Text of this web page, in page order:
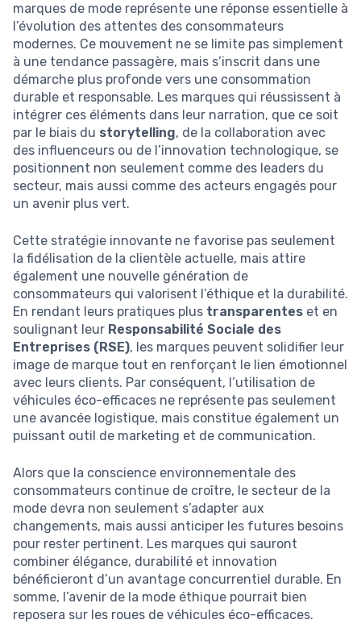
marques de mode représente une réponse essentielle à
l’évolution des attentes des consommateurs
modernes. Ce mouvement ne se limite pas simplement
à une tendance passagère, mais s’inscrit dans une
démarche plus profonde vers une consommation
durable et responsable. Les marques qui réussissent à
intégrer ces éléments dans leur narration, que ce soit
par le biais du storytelling, de la collaboration avec
des influenceurs ou de l’innovation technologique, se
positionnent non seulement comme des leaders du
secteur, mais aussi comme des acteurs engagés pour
un avenir plus vert.
Cette stratégie innovante ne favorise pas seulement
la fidélisation de la clientèle actuelle, mais attire
également une nouvelle génération de
consommateurs qui valorisent l’éthique et la durabilité.
En rendant leurs pratiques plus transparentes et en
soulignant leur Responsabilité Sociale des
Entreprises (RSE), les marques peuvent solidifier leur
image de marque tout en renforçant le lien émotionnel
avec leurs clients. Par conséquent, l’utilisation de
véhicules éco-efficaces ne représente pas seulement
une avancée logistique, mais constitue également un
puissant outil de marketing et de communication.
Alors que la conscience environnementale des
consommateurs continue de croître, le secteur de la
mode devra non seulement s’adapter aux
changements, mais aussi anticiper les futures besoins
pour rester pertinent. Les marques qui sauront
combiner élégance, durabilité et innovation
bénéficieront d’un avantage concurrentiel durable. En
somme, l’avenir de la mode éthique pourrait bien
reposera sur les roues de véhicules éco-efficaces.